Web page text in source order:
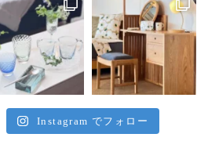
Instagram でフォロー